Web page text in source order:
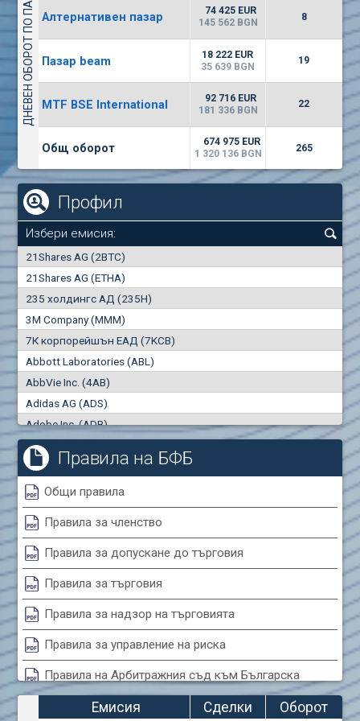
(CHIM) Химимпорт
-1.60% 0 6150
1 2028BGN
3 2400EUR
3368
344226
ДНЕВЕН ОБОРОТ ПО ПАЗАРИ Алтернативен пазар
74 425 EUR
145 562 BGN
8
Пазар beam
18 222 EUR
35 639 BGN
19
MTF BSE International
92 716 EUR
181 336 BGN
22
Общ оборот
674 975 EUR
1 320 136 BGN
265
Профил
Избери емисия:
21Shares AG (2BTC)
21Shares AG (ETHA)
235 холдингс АД (235H)
3M Company (MMM)
7К корпорейшън ЕАД (7KCB)
Abbott Laboratories (ABL)
AbbVie Inc. (4AB)
Adidas AG (ADS)
Adobe Inc. (ADB)
Advanced Micro Devices Inc. (AMD)
Agrana Beteiligungs AG (AGB2)
Air Canada Inc. (ADH2)
Air France (AFR0)
Air Liquide SA (AIL)
Airbus SE (AIR)
Aixtron SE (AIXA)
Algonquin Power & Utilities Corp (751)
Alibaba Group Holding Ltd. (AHLA)
Allianz SE (ALV)
Alphabet Inc. (ABEA)
Alphabet Inc. (ABEC)
Altria Group Inc. (PHM7)
Amazon.com Inc. (AMZ)
0000
0.000
Най-добра
"купува"
0
Най-добра
0
Сделки
0
Оборот (евро)
0
Правила на БФБ
Общи правила
Правила за членство
Правила за допускане до търговия
Правила за търговия
Правила за надзор на търговията
Правила за управление на риска
Правила на Арбитражния съд към Българска
фондова борса
Емисия Сделки
Оборот